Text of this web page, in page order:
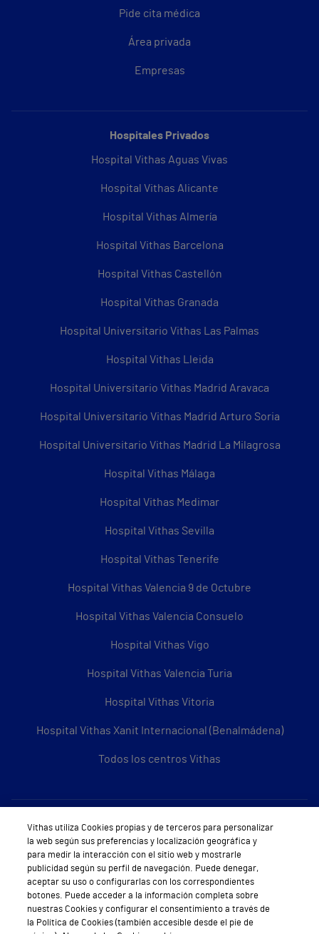
Pide cita médica
Área privada
Empresas
Hospitales Privados
Hospital Vithas Aguas Vivas
Hospital Vithas Alicante
Hospital Vithas Almería
Hospital Vithas Barcelona
Hospital Vithas Castellón
Hospital Vithas Granada
Hospital Universitario Vithas Las Palmas
Hospital Vithas Lleida
Hospital Universitario Vithas Madrid Aravaca
Hospital Universitario Vithas Madrid Arturo Soria
Hospital Universitario Vithas Madrid La Milagrosa
Hospital Vithas Málaga
Hospital Vithas Medimar
Hospital Vithas Sevilla
Hospital Vithas Tenerife
Hospital Vithas Valencia 9 de Octubre
Hospital Vithas Valencia Consuelo
Hospital Vithas Vigo
Hospital Vithas Valencia Turia
Hospital Vithas Vitoria
Hospital Vithas Xanit Internacional (Benalmádena)
Todos los centros Vithas
Sobre Vithas
Quiénes somos
Trabajar en Vithas
Teléfono Cita Médica
Vithas utiliza Cookies propias y de terceros para personalizar
la web según sus preferencias y localización geográfica y
para medir la interacción con el sitio web y mostrarle
publicidad según su perfil de navegación. Puede denegar,
aceptar su uso o configurarlas con los correspondientes
botones. Puede acceder a la información completa sobre
nuestras Cookies y configurar el consentimiento a través de
la Política de Cookies (también accesible desde el pie de